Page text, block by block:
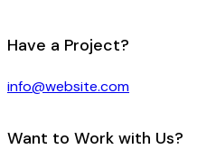
Have a Project?
info@website.com
Want to Work with Us?